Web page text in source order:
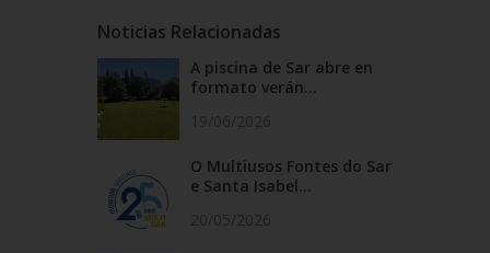
Noticias Relacionadas
A piscina de Sar abre en
formato verán...
O Multiusos Fontes do Sar
e Santa Isabel...